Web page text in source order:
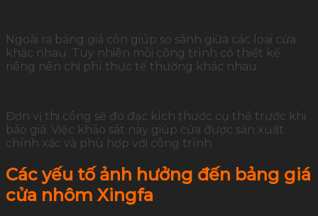
Ngoài ra bảng giá còn giúp so sánh giữa các loại cửa
khác nhau. Tuy nhiên mỗi công trình có thiết kế
riêng nên chi phí thực tế thường khác nhau.
Đơn vị thi công sẽ đo đạc kích thước cụ thể trước khi
báo giá. Việc khảo sát này giúp cửa được sản xuất
chính xác và phù hợp với công trình.
Các yếu tố ảnh hưởng đến bảng giá
cửa nhôm Xingfa